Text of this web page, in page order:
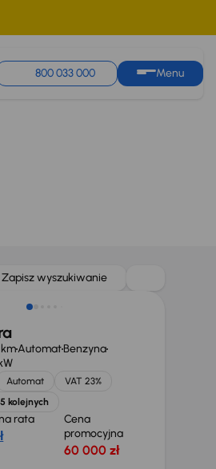
800 033 000 Menu
Zapisz wyszukiwanie
odliczenia VAT
AutomatBenzyna
Automat
VAT 23%
kolejnych
rata
Cena
promocyjna
60 000 zł